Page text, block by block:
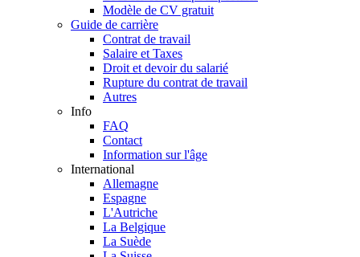
Modèle de CV gratuit
Guide de carrière
Contrat de travail
Salaire et Taxes
Droit et devoir du salarié
Rupture du contrat de travail
Autres
Info
FAQ
Contact
Information sur l'âge
International
Allemagne
Espagne
L'Autriche
La Belgique
La Suède